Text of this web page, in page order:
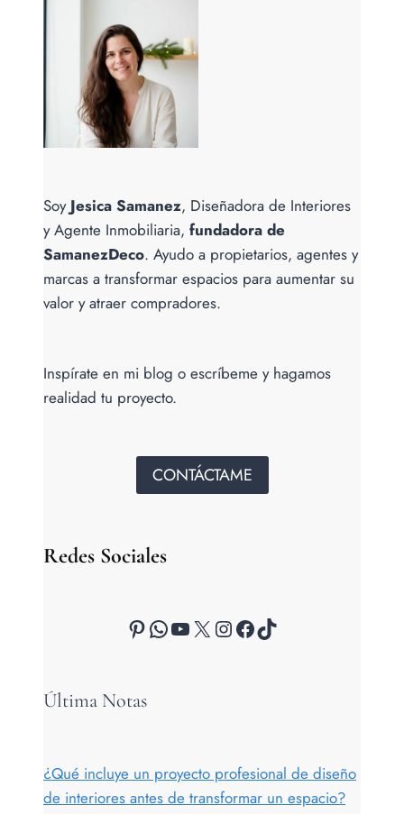
QUE
TRANSFORMAN.
Soy Jesica Samanez, Diseñadora de Interiores
y Agente Inmobiliaria, fundadora de
SamanezDeco. Ayudo a propietarios, agentes y
marcas a transformar espacios para aumentar su
valor y atraer compradores.
Inspírate en mi blog o escríbeme y hagamos
realidad tu proyecto.
CONTÁCTAME
Redes Sociales
Pinterest
WhatsApp
YouTube
X Instagram
Facebook
TikTok
Última Notas
¿Qué incluye un proyecto profesional de diseño
de interiores antes de transformar un espacio?